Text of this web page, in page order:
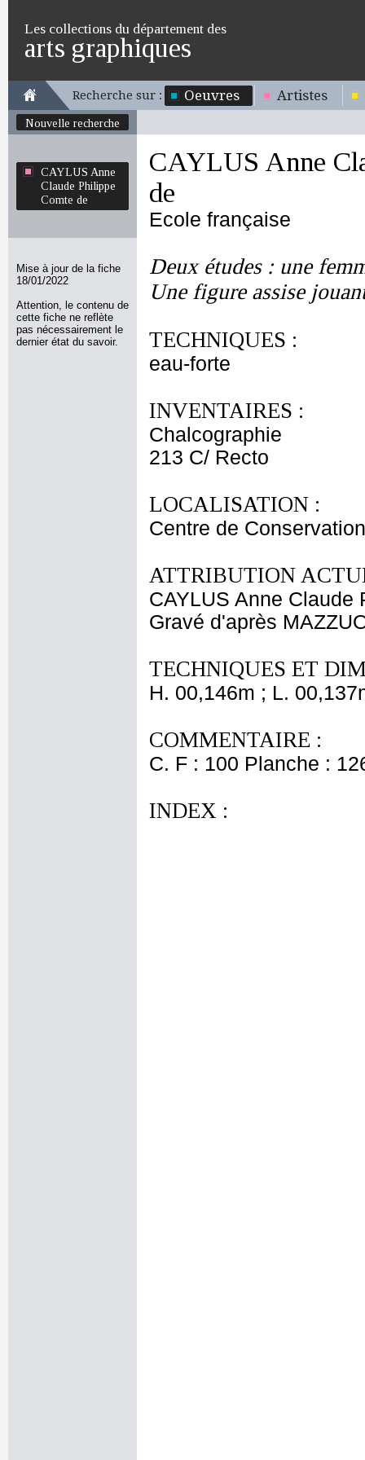
Les collections du département des
arts graphiques
Recherche sur : Oeuvres Artistes
Nouvelle recherche
CAYLUS Anne
Claude Philippe
Comte de
Mise à jour de la fiche
18/01/2022
Attention, le contenu de
cette fiche ne reflète
pas nécessairement le
dernier état du savoir.
CAYLUS Anne
de
Ecole française
Deux études : une
Une figure assise
TECHNIQUES :
eau-forte
INVENTAIRES :
Chalcographie
213 C/ Recto
LOCALISATION :
Centre de
ATTRIBUTION
CAYLUS Anne Claude
Gravé d'après
TECHNIQUES ET
H. 00,146m ; L.
COMMENTAIRE :
C. F : 100 Planche :
INDEX :